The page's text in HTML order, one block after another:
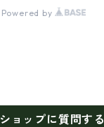
ショップに質問する
Powered by